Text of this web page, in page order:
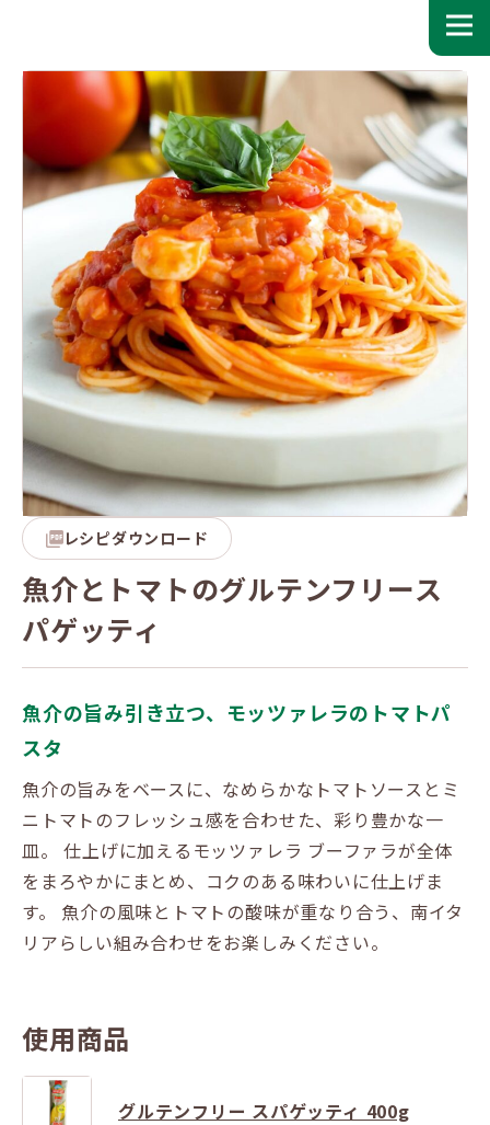
レシピダウンロード
魚介とトマトのグルテンフリース
パゲッティ
魚介の旨み引き立つ、モッツァレラのトマトパ
スタ
魚介の旨みをベースに、なめらかなトマトソースとミ
ニトマトのフレッシュ感を合わせた、彩り豊かな一
皿。 仕上げに加えるモッツァレラ ブーファラが全体
をまろやかにまとめ、コクのある味わいに仕上げま
す。 魚介の風味とトマトの酸味が重なり合う、南イタ
リアらしい組み合わせをお楽しみください。
使用商品
グルテンフリー スパゲッティ 400g